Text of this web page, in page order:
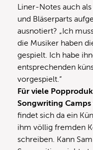
Liner-Notes auch
und Bläserparts
ausnotiert? „Ich
die Musiker haben
gespielt. Ich habe
entsprechenden
vorgespielt.“
Für viele
Songwriting
findet sich da ein
ihm völlig fremden
schreiben. Kann